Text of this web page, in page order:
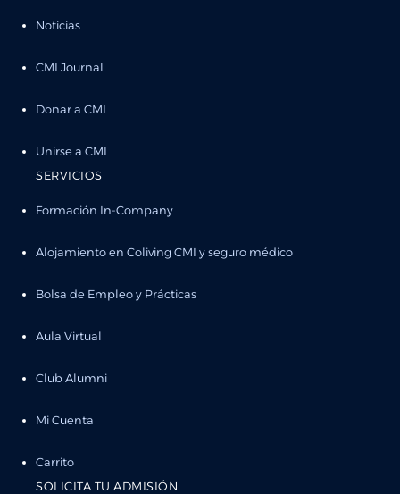
Noticias
CMI Journal
Donar a CMI
Unirse a CMI
SERVICIOS
Formación In-Company
Alojamiento en Coliving CMI y seguro médico
Bolsa de Empleo y Prácticas
Aula Virtual
Club Alumni
Mi Cuenta
Carrito
SOLICITA TU ADMISIÓN